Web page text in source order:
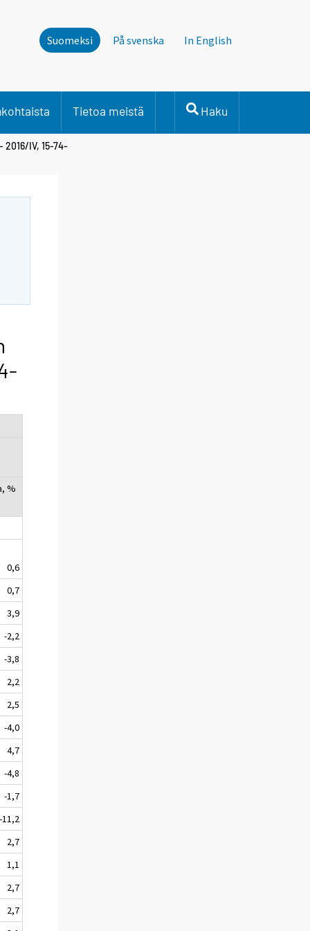
Suomeksi På svenska In English
Tietoa meistä Haku
2016/IV, 15-74-
%
0,6
0,7
3,9
-2,2
-3,8
2,2
2,5
-4,0
4,7
-4,8
-1,7
-11,2
2,7
1,1
2,7
2,7